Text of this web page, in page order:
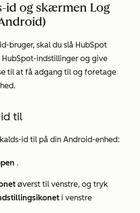
id og skærmen Log
bruger, skal du slå HubSpot
HubSpot-indstillinger og give
til at få adgang til og foretage
til
id til på din Android-enhed:
.
øverst til venstre, og tryk
i venstre